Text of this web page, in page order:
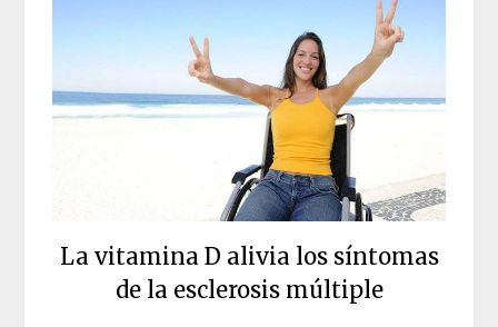
La vitamina D alivia los síntomas
de la esclerosis múltiple